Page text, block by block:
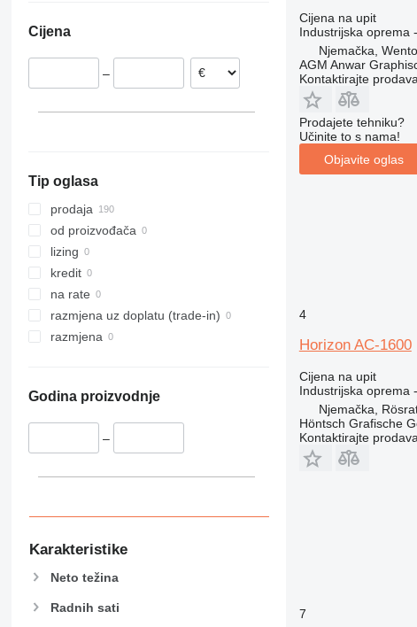
VAC-1000
Cijena
–
Tip oglasa
prodaja
od proizvođača
lizing
kredit
na rate
razmjena uz doplatu (trade-in)
razmjena
Godina proizvodnje
–
Karakteristike
Neto težina
Radnih sati
Cijena na upit
Industrijska oprema
Njemačka,
AGM Anwar
Kontaktirajte
Prodajete tehniku?
Učinite to s nama!
Objavite oglas
4
Horizon AC-1600
Cijena na upit
Industrijska oprema
Njemačka,
Höntsch Grafische
Kontaktirajte
7